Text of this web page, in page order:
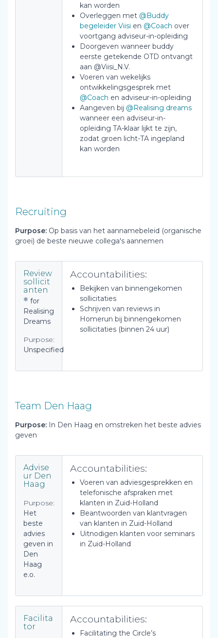
kan worden
Overleggen met @Buddy
begeleider Viisi en @Coach over
voortgang adviseur-in-opleiding
Doorgeven wanneer buddy
eerste getekende OTD ontvangt
aan @Viisi_N.V.
Voeren van wekelijks
ontwikkelingsgesprek met
@Coach en adviseur-in-opleiding
Aangeven bij @Realising dreams
wanneer een adviseur-in-
opleiding TA-klaar lijkt te zijn,
zodat groen licht-TA ingepland
kan worden
Recruiting
Purpose: Op basis van het aannamebeleid (organische
groei) de beste nieuwe collega's aannemen
Review
sollicit
anten
for
Realising
Dreams
Purpose:
Unspecified
Accountabilities:
Bekijken van binnengekomen
sollicitaties
Schrijven van reviews in
Homerun bij binnengekomen
sollicitaties (binnen 24 uur)
Team Den Haag
Purpose: In Den Haag en omstreken het beste advies
geven
Advise
ur Den
Haag
Purpose:
Het
beste
advies
geven in
Den
Haag
e.o.
Accountabilities:
Voeren van adviesgesprekken en
telefonische afspraken met
klanten in Zuid-Holland
Beantwoorden van klantvragen
van klanten in Zuid-Holland
Uitnodigen klanten voor seminars
in Zuid-Holland
Facilita
tor
Accountabilities:
Facilitating the Circle’s